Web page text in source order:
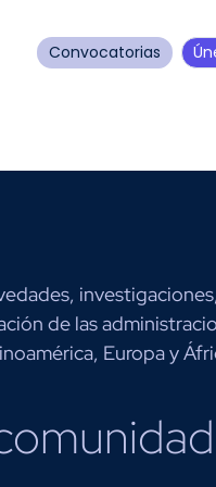
Convocatorias
de las
Europa y